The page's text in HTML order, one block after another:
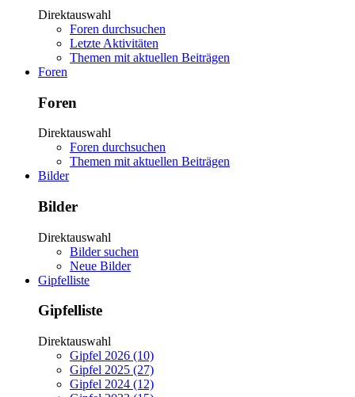
Direktauswahl
Foren durchsuchen
Letzte Aktivitäten
Themen mit aktuellen Beiträgen
Foren
Foren
Direktauswahl
Foren durchsuchen
Themen mit aktuellen Beiträgen
Bilder
Bilder
Direktauswahl
Bilder suchen
Neue Bilder
Gipfelliste
Gipfelliste
Direktauswahl
Gipfel 2026 (10)
Gipfel 2025 (27)
Gipfel 2024 (12)